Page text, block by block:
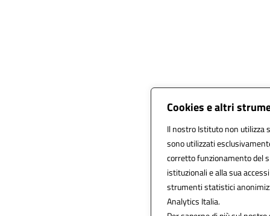
Cookies e altri
Il nostro Istituto non utilizza
sono utilizzati
corretto funzionamento del
istituzionali e alla sua
strumenti statistici
Analytics Italia.